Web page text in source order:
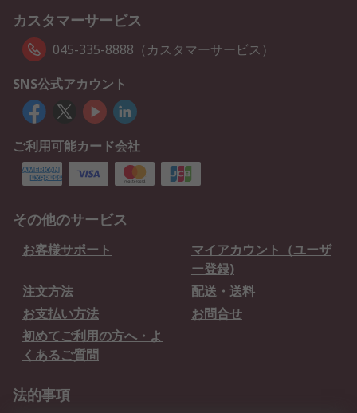
カスタマーサービス
045-335-8888（カスタマーサービス）
SNS公式アカウント
ご利用可能カード会社
その他のサービス
お客様サポート
マイアカウント（ユーザ
ー登録)
注文方法
配送・送料
お支払い方法
お問合せ
初めてご利用の方へ・よ
くあるご質問
法的事項